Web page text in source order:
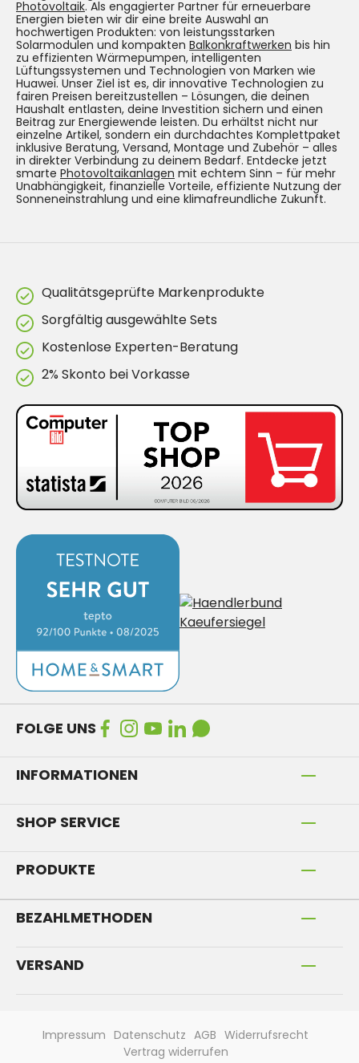
Photovoltaik. Als engagierter Partner für erneuerbare
Energien bieten wir dir eine breite Auswahl an
hochwertigen Produkten: von leistungsstarken
Solarmodulen und kompakten Balkonkraftwerken bis hin
zu effizienten Wärmepumpen, intelligenten
Lüftungssystemen und Technologien von Marken wie
Huawei. Unser Ziel ist es, dir innovative Technologien zu
fairen Preisen bereitzustellen – Lösungen, die deinen
Haushalt entlasten, deine Investition sichern und einen
Beitrag zur Energiewende leisten. Du erhältst nicht nur
einzelne Artikel, sondern ein durchdachtes Komplettpaket
inklusive Beratung, Versand, Montage und Zubehör – alles
in direkter Verbindung zu deinem Bedarf. Entdecke jetzt
smarte Photovoltaikanlagen mit echtem Sinn – für mehr
Unabhängigkeit, finanzielle Vorteile, effiziente Nutzung der
Sonneneinstrahlung und eine klimafreundliche Zukunft.
Qualitätsgeprüfte Markenprodukte
Sorgfältig ausgewählte Sets
Kostenlose Experten-Beratung
2% Skonto bei Vorkasse
FOLGE UNS
INFORMATIONEN
SHOP SERVICE
PRODUKTE
BEZAHLMETHODEN
VERSAND
Impressum Datenschutz AGB Widerrufsrecht
Vertrag widerrufen